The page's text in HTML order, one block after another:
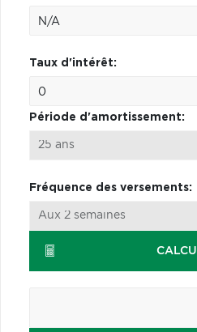
Taux d'intérêt:
Période d'amortissement:
Fréquence des versements: